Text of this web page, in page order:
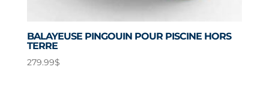
BALAYEUSE PINGOUIN POUR PISCINE HORS
TERRE
279.99$